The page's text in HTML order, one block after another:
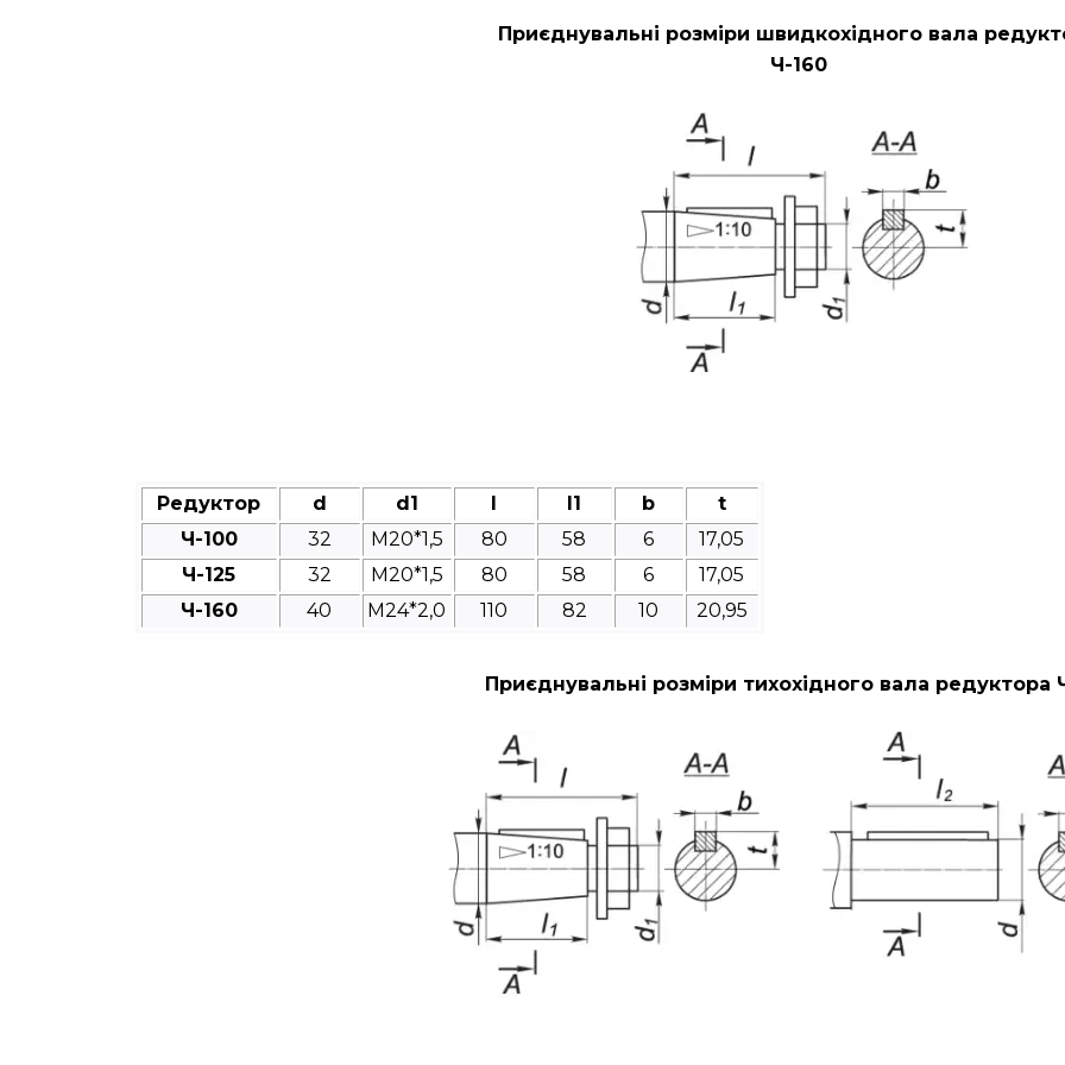
Приєднувальні розміри швидкохідного вала
Ч-160
Редуктор d d1 l l1 b
t
Ч-100
32 M20*1,5 80 58 6
17,05
Ч-125
32 М20*1,5 80 58 6
17,05
Ч-160
40 М24*2,0 110 82 10 20,95
Приєднувальні розміри тихохідного вала редуктора